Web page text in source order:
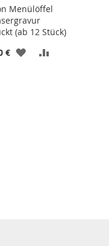
Menülöffel
(ab 12 Stück)
€
ZUR